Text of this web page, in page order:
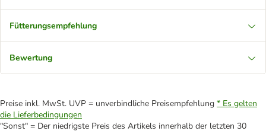
Fütterungsempfehlung
Bewertung
Preise inkl. MwSt. UVP = unverbindliche Preisempfehlung * Es gelten
die Lieferbedingungen
"Sonst" = Der niedrigste Preis des Artikels innerhalb der letzten 30